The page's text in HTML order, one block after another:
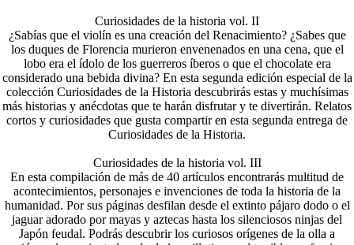
Curiosidades de la historia vol. II
¿Sabías que el violín es una creación del Renacimiento? ¿Sabes que
los duques de Florencia murieron envenenados en una cena, que el
lobo era el ídolo de los guerreros íberos o que el chocolate era
considerado una bebida divina? En esta segunda edición especial de la
colección Curiosidades de la Historia descubrirás estas y muchísimas
más historias y anécdotas que te harán disfrutar y te divertirán. Relatos
cortos y curiosidades que gusta compartir en esta segunda entrega de
Curiosidades de la Historia.
Curiosidades de la historia vol. III
En esta compilación de más de 40 artículos encontrarás multitud de
acontecimientos, personajes e invenciones de toda la historia de la
humanidad. Por sus páginas desfilan desde el extinto pájaro dodo o el
jaguar adorado por mayas y aztecas hasta los silenciosos ninjas del
Japón feudal. Podrás descubrir los curiosos orígenes de la olla a